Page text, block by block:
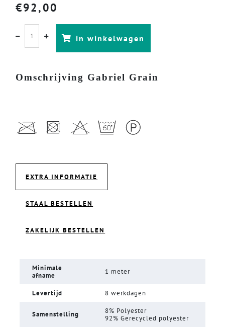
€92,00
in winkelwagen
Omschrijving Gabriel Grain
EXTRA INFORMATIE
STAAL BESTELLEN
ZAKELIJK BESTELLEN
Minimale
afname
1 meter
Levertijd 8 werkdagen
Samenstelling
8% Polyester
92% Gerecycled polyester